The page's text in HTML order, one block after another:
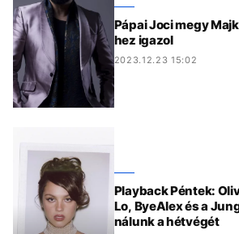
Pápai Joci megy
hez igazol
2023.12.23 15:02
Playback Péntek:
Lo, ByeAlex és a
nálunk a hétvégét